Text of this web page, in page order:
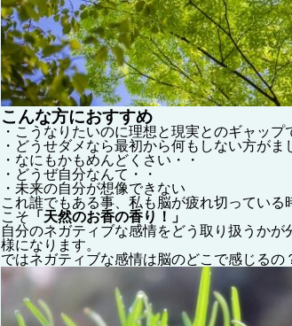
こんな方におすすめ
・こうなりたいのに理想と現実とのギャップ
・どうせダメなら最初から何もしない方がま
・なにもかもめんどくさい・・
・どうぜ自分なんて・・
・未来の自分が想像できない
これ誰でもある事、私も脳が疲れ切っている
こそ 「天然のお香の香り！」
自分のネガティブな感情をどう取り扱うか
様になります。
ではネガティブな感情は脳のどこで感じるの